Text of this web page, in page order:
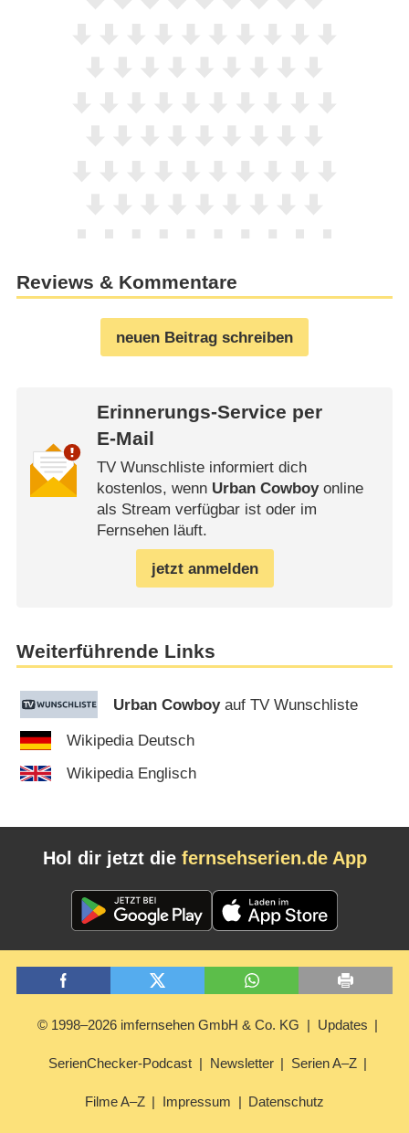
Reviews & Kommentare
neuen Beitrag schreiben
Erinnerungs-Service per
E-Mail
TV Wunschliste informiert dich
kostenlos, wenn Urban Cowboyonline
als Stream verfügbar ist oder im
Fernsehen läuft.
jetzt anmelden
Weiterführende Links
Urban Cowboyauf TV Wunschliste
Wikipedia Deutsch
Wikipedia Englisch
Hol dir jetzt die fernsehserien.de App
© 1998–2026 imfernsehen GmbH & Co. KG Updates
SerienChecker-Podcast Newsletter Serien A–Z
Filme A–Z Impressum Datenschutz